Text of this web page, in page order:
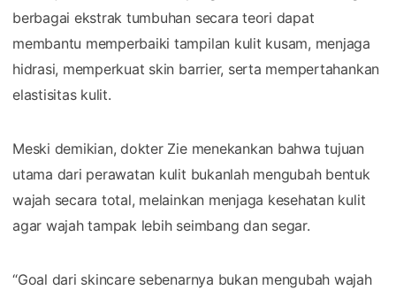
berbagai ekstrak tumbuhan secara teori dapat
membantu memperbaiki tampilan kulit kusam, menjaga
hidrasi, memperkuat skin barrier, serta mempertahankan
elastisitas kulit.
Meski demikian, dokter Zie menekankan bahwa tujuan
utama dari perawatan kulit bukanlah mengubah bentuk
wajah secara total, melainkan menjaga kesehatan kulit
agar wajah tampak lebih seimbang dan segar.
“Goal dari skincare sebenarnya bukan mengubah wajah